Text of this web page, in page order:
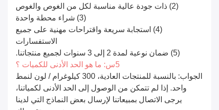
(2) ذات جودة عالية مناسبة لكل من الغوص والغوص
(3) شراء محطة واحدة
(4) استجابة سريعة واقتراحات مهنية على جميع
الاستفسارات
(5) ضمان نوعية لمدة 2 إلى 3 سنوات لجميع منتجاتنا.
5س: ما هو الحد الأدنى للكميات ؟
الجواب: بالنسبة للمنتجات العادية، 300 كيلوغرام / لون لنمط
واحد. إذا لم تتمكن من الوصول إلى الحد الأدنى لكمياتنا،
يرجى الاتصال بمبيعاتنا لإرسال بعض النماذج التي لدينا